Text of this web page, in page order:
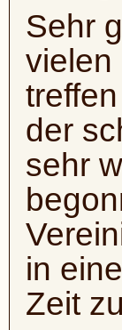
Sehr
vielen
der
sehr
in
Zeit